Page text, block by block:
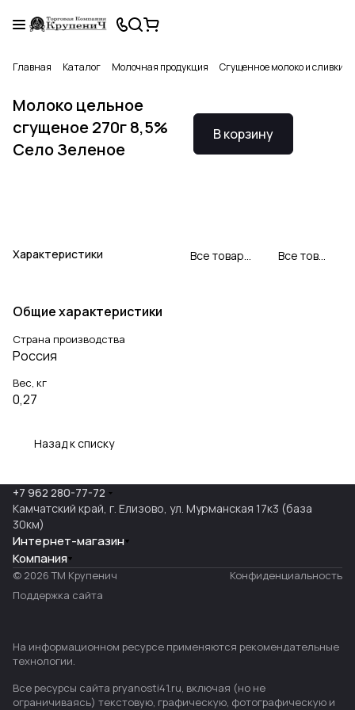
Главная Каталог Молочная продукция Сгущенное молоко и сливки
Молоко цельное
сгущеное 270г 8,5%
Село Зеленое
Характеристики
В корзину
Все товары Село Зеленое Все товары категории
Общие характеристики
Страна производства
Россия
Вес, кг
0,27
Назад к списку
+7 962 280-77-72
Камчатский край, г. Елизово, ул. Мурманская 17к3 (база
30км)
Интернет-магазин
Компания
© 2026 ТМ Крупенич
Конфиденциальность
Поддержка сайта
На информационном ресурсе применяются рекомендательные
технологии.
Все ресурсы сайта pryanosti41.ru, включая (но не
ограничиваясь) текстовую, графическую, фотографическую и